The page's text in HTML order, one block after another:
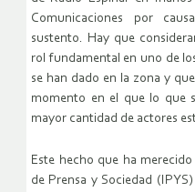
Comunicaciones por
sustento. Hay que
rol fundamental en uno de
se han dado en la zona y
momento en el que lo que
mayor cantidad de actores
Este hecho que ha
de Prensa y Sociedad